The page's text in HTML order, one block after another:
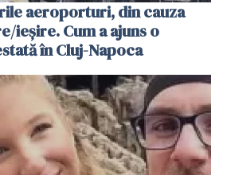
aeroporturi, din cauza
ieșire. Cum a ajuns o
în Cluj-Napoca